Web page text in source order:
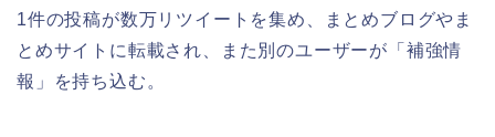
1件の投稿が数万リツイートを集め、まとめブログやま
とめサイトに転載され、また別のユーザーが「補強情
報」を持ち込む。